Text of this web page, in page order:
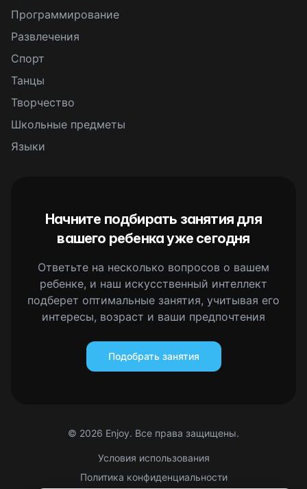
Программирование
Развлечения
Спорт
Танцы
Творчество
Школьные предметы
Языки
Начните подбирать занятия для
вашего ребенка уже сегодня
Ответьте на несколько вопросов о вашем
ребенке, и наш искусственный интеллект
подберет оптимальные занятия, учитывая его
интересы, возраст и ваши предпочтения
Подобрать занятия
© 2026 Enjoy. Все права защищены.
Условия использования
Политика конфиденциальности